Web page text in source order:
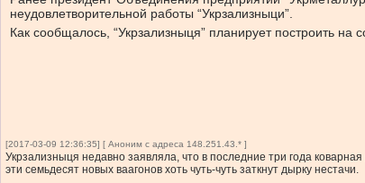
неудовлетворительной работы “Укрзализныци”.
Как сообщалось, “Укрзализныця” планирует построить
[2017-03-09 12:36:35] [ Аноним с адреса 148.251.43.* ]
Укрзализныця недавно заявляла, что в последние три года
эти семьдесят новых ваагонов хоть чуть-чуть заткнут дырку нестачи.